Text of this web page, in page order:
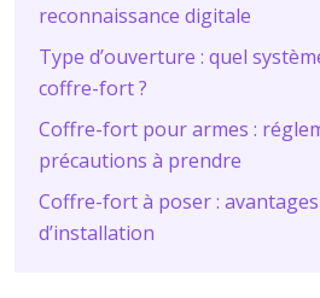
reconnaissance digitale
Type d’ouverture : quel
coffre-fort ?
Coffre-fort pour armes :
précautions à prendre
Coffre-fort à poser :
d’installation